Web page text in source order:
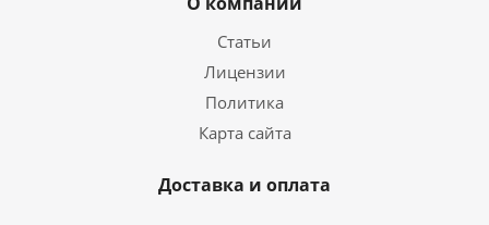
Статьи
Лицензии
Политика
Карта сайта
Доставка и оплата